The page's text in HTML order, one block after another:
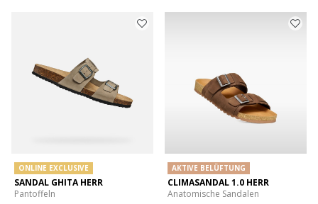
ONLINE EXCLUSIVE
SANDAL GHITA HERR
Pantoffeln
AKTIVE BELÜFTUNG
CLIMASANDAL 1.0 HERR
Anatomische Sandalen